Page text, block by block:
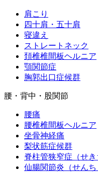
肩こり
四十肩・五十肩
寝違え
ストレートネック
頚椎椎間板ヘルニア
顎関節症
胸郭出口症候群
腰・背中・股関節
腰痛
腰椎椎間板ヘルニア
坐骨神経痛
梨状筋症候群
脊柱管狭窄症（せ
仙腸関節炎（せんち